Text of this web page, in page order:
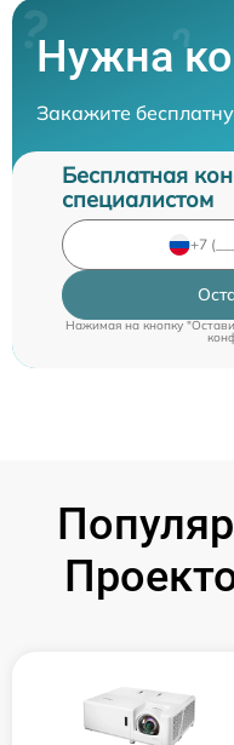
Нужна
Закажите
Бесплатная
специалистом
Нажимая на кнопку